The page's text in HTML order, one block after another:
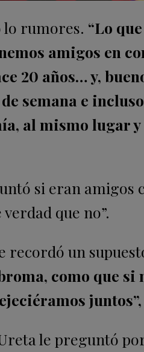
lo rumores. “Lo
amigos en
20 años… y,
semana e
al mismo lugar
si eran amigos
que no”.
recordó un
como que
juntos”,
le preguntó